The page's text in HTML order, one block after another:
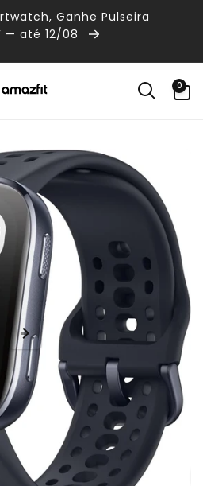
Ganhe Pulseira
— até 12/08
0
itens